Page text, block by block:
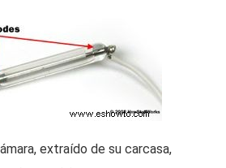
extraído de su carcasa,